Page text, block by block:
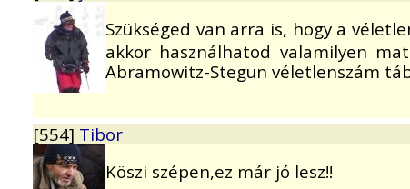
Szükséged van arra is, hogy a
akkor használhatod valamilyen
Abramowitz-Stegun véletlenszám
[554] Tibor
Köszi szépen,ez már jó lesz!!